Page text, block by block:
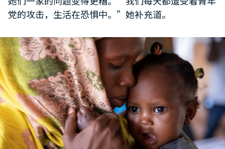
党的攻击，生活在恐惧中。”她补充道。